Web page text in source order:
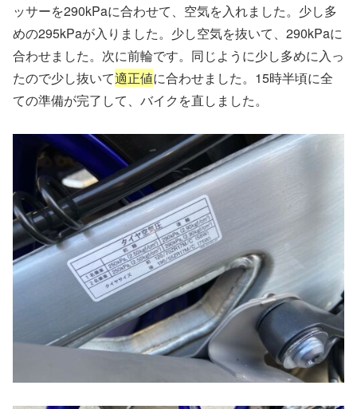
ッサーを290kPaに合わせて、空気を入れました。少し多
めの295kPaが入りました。少し空気を抜いて、290kPaに
合わせました。次に前輪です。同じように少し多めに入っ
たので少し抜いて適正値に合わせました。15時半頃に全
ての準備が完了して、バイクを直しました。